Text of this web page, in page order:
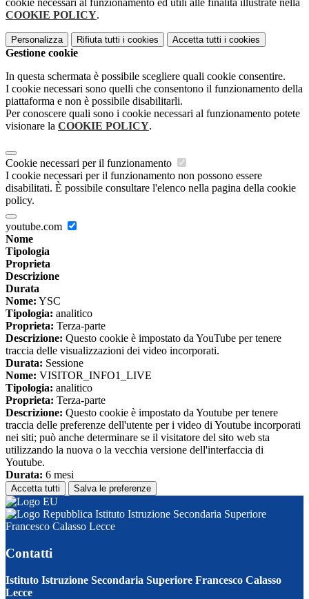
cookie necessari al funzionamento ed utili alle finalità illustrate nella
COOKIE POLICY.
Personalizza Rifiuta tutti i cookies Accetta tutti i cookies
Gestione cookie
In questa schermata è possibile scegliere quali cookie consentire.
I cookie necessari sono quelli che consentono il funzionamento della
piattaforma e non è possibile disabilitarli.
Per conoscere quali sono i cookie necessari al funzionamento potete
visionare la COOKIE POLICY.
Cookie necessari per il funzionamento
I cookie necessari per il funzionamento non possono essere
disabilitati. È possibile consultare l'elenco nella pagina della cookie
policy.
youtube.com
Nome
Tipologia
Proprieta
Descrizione
Durata
Nome: YSC
Tipologia: analitico
Proprieta: Terza-parte
Descrizione: Questo cookie è impostato da YouTube per tenere
traccia delle visualizzazioni dei video incorporati.
Durata: Sessione
Nome: VISITOR_INFO1_LIVE
Tipologia: analitico
Proprieta: Terza-parte
Descrizione: Questo cookie è impostato da Youtube per tenere
traccia delle preferenze dell'utente per i video di Youtube incorporati
nei siti; può anche determinare se il visitatore del sito web sta
utilizzando la nuova o la vecchia versione dell'interfaccia di
Youtube.
Durata: 6 mesi
Accetta tutti Salva le preferenze
Istituto Istruzione Secondaria Superiore
Francesco Calasso Lecce
Contatti
Istituto Istruzione Secondaria Superiore Francesco Calasso
Lecce